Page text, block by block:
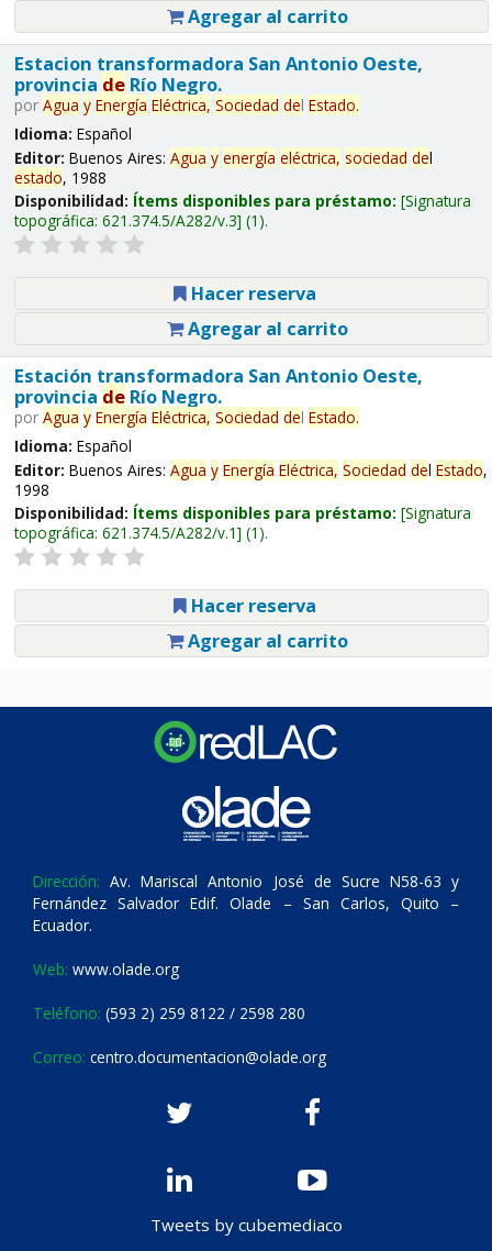
Agregar al carrito
Estacion transformadora San Antonio Oeste,
provincia deRío Negro.
por Agua y Energía Eléctrica, Sociedad del Estado.
Idioma: Español
Editor: Buenos Aires: Agua y energía eléctrica, sociedad del
estado, 1988
Disponibilidad: Ítems disponibles para préstamo: Signatura
topográfica: 621.374.5/A282/v.3 (1).
Hacer reserva
Agregar al carrito
Estación transformadora San Antonio Oeste,
provincia deRío Negro.
por Agua y Energía Eléctrica, Sociedad del Estado.
Idioma: Español
Editor: Buenos Aires: Agua y Energía Eléctrica, Sociedad del Estado,
1998
Disponibilidad: Ítems disponibles para préstamo: Signatura
topográfica: 621.374.5/A282/v.1 (1).
Hacer reserva
Agregar al carrito
Dirección: Av. Mariscal Antonio José de Sucre N58-63 y
Fernández Salvador Edif. Olade – San Carlos, Quito –
Ecuador.
Web: www.olade.org
Teléfono: (593 2) 259 8122 / 2598 280
Correo: centro.documentacion@olade.org
Tweets by cubemediaco